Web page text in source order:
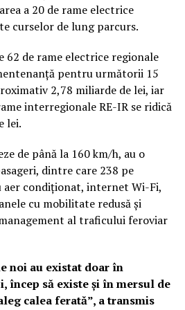
a 20 de rame electrice
curselor de lung parcurs.
de rame electrice regionale
pentru următorii 15
2,78 miliarde de lei, iar
interregionale RE-IR se ridică
lei.
de până la 160 km/h, au o
dintre care 238 pe
aer condiționat, internet Wi-Fi,
cu mobilitate redusă și
al traficului feroviar
noi au existat doar în
încep să existe și în mersul de
calea ferată”, a transmis